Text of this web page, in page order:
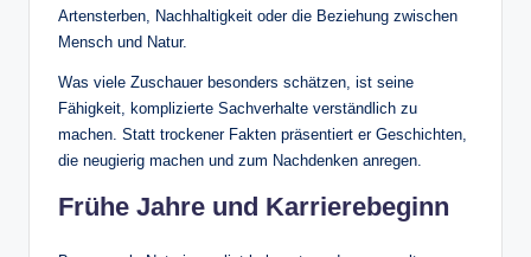
Artensterben, Nachhaltigkeit oder die Beziehung zwischen
Mensch und Natur.
Was viele Zuschauer besonders schätzen, ist seine
Fähigkeit, komplizierte Sachverhalte verständlich zu
machen. Statt trockener Fakten präsentiert er Geschichten,
die neugierig machen und zum Nachdenken anregen.
Frühe Jahre und Karrierebeginn